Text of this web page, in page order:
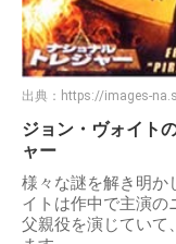
出典： https://images-
ジョン・ヴォイト
ャー
様々な謎を解き明か
イトは作中で主演の
父親役を演じていて